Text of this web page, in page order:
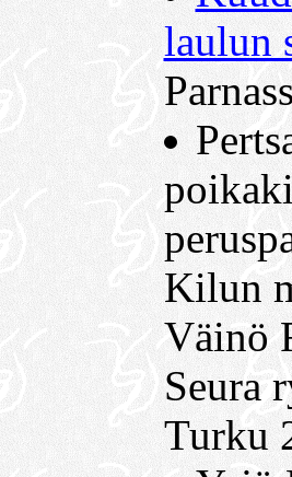
laulun
Kilun
Väinö
Seura
Turku